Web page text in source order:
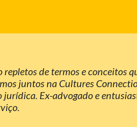
repletos de termos e conceitos
juntos na Cultures
jurídica. Ex-advogado e